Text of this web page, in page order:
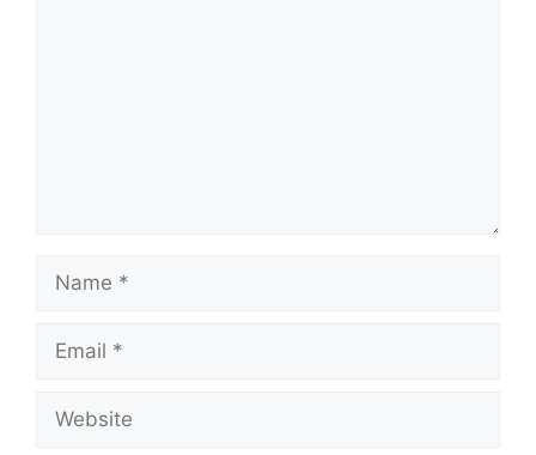
Name
Email
Website